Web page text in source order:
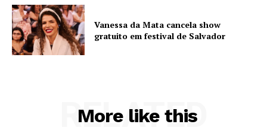
Vanessa da Mata cancela show
gratuito em festival de Salvador
More like this
RELATED